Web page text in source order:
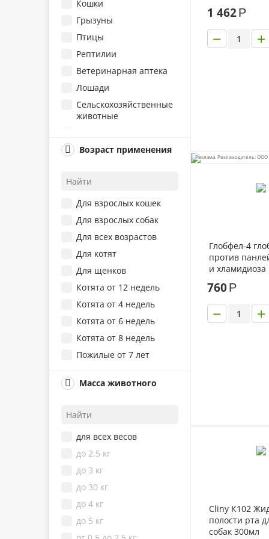
Кошки
Грызуны
Птицы
Рептилии
Ветеринарная аптека
Лошади
Сельскохозяйственные
животные
Возраст применения
Для взрослых кошек
Для взрослых собак
Для всех возрастов
Для котят
Для щенков
Котята от 12 недель
Котята от 4 недель
Котята от 6 недель
Котята от 8 недель
Пожилые от 7 лет
Щенки от 6 недель
Для взрослых от 6 лет
Котята от 1 недели
Котята от 10 месяцев
Котята от 10 недель
Котята от 2 недель
Котята от 3 недель
Котята от 6 месяцев
Масса животного
для всех весов
до 2,5 кг
до 3 кг
до 30 кг
до 4 кг
до 5 кг
животных 20мл
1 462Р
+
−
Реклама. Рекламодатель: ООО
Глобфел-4
против
и хламидиоза
760Р
+
−
Cliny К102
полости рта
собак 300мл